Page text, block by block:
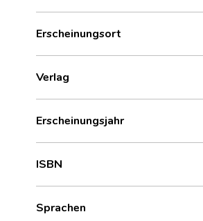
Erscheinungsort
Verlag
Erscheinungsjahr
ISBN
Sprachen